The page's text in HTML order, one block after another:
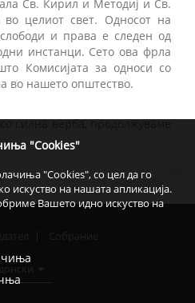
"Cookies"
"Cookies", со цел да го
искуство на нашата апликација.
Вашето идно искуство на
Св. Кирил и Методиј и Св.
целиот свет. Односот на
и права е следен од
инстанци. Сето ова фрла
Комисијата за односи со
во нашето општество.
силна верба, продолжуваме